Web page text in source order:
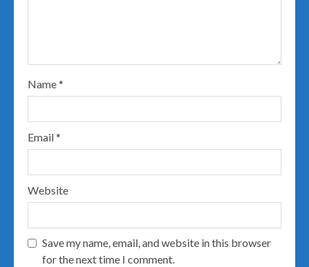
Name*
Email*
Website
Save my name, email, and website in this browser
for the next time I comment.